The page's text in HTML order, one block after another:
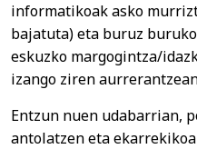
informatikoak asko
bajatuta) eta buruz
eskuzko margogintza/
izango ziren
Entzun nuen udabarrian,
antolatzen eta